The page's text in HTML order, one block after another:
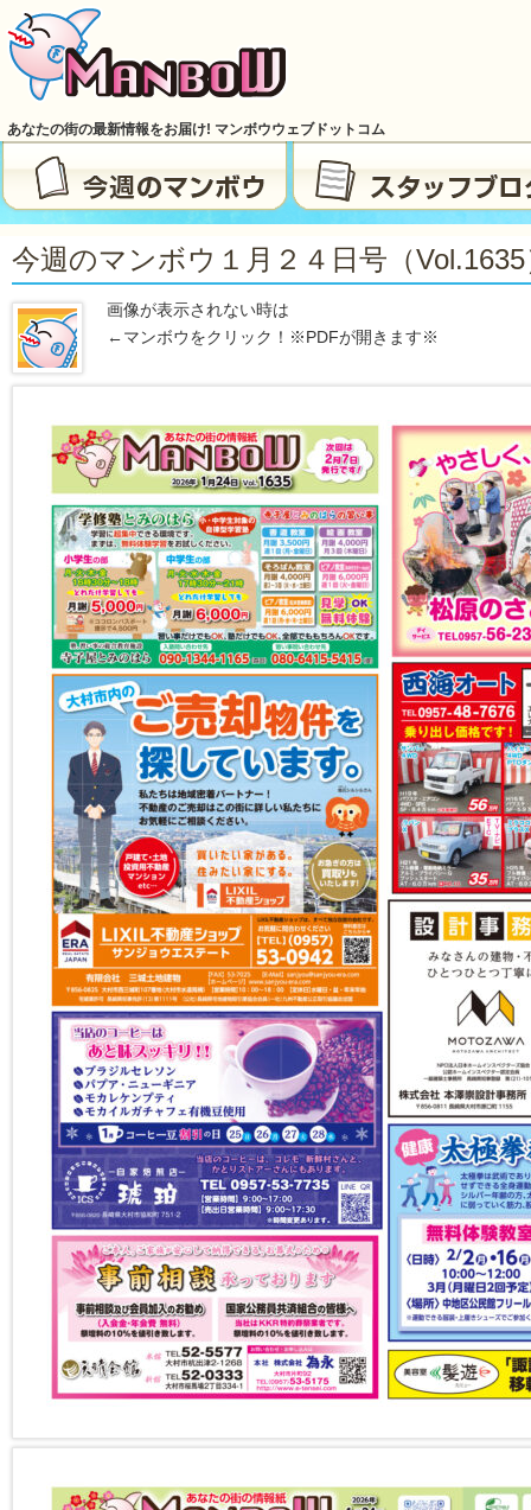
あなたの街の最新情報をお届け! マンボウウェブドットコム
今週のマンボウ１月２４日号（vol.1635
画像が表示されない時は
←マンボウをクリック！※PDFが開きます※